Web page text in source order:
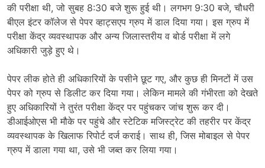
की परीक्षा थी, जो सुबह 8:30 बजे शुरू हुई थी। लगभग 9:30 बजे, चौधरी
बीएल इंटर कॉलेज से पेपर व्हाट्सएप ग्रुप में डाल दिया गया। इस ग्रुप में
परीक्षा केंद्र व्यवस्थापक और अन्य जिलास्तरीय व बोर्ड परीक्षा में लगे
अधिकारी जुड़े हुए थे।
पेपर लीक होते ही अधिकारियों के पसीने छूट गए, और कुछ ही मिनटों में उस
पेपर को ग्रुप से डिलीट कर दिया गया। लेकिन मामले की गंभीरता को देखते
हुए अधिकारियों ने तुरंत परीक्षा केंद्र पर पहुंचकर जांच शुरू कर दी।
डीआईओएस भी मौके पर पहुंचे और स्टेटिक मजिस्ट्रेट की तहरीर पर केंद्र
व्यवस्थापक के खिलाफ रिपोर्ट दर्ज कराई। साथ ही, जिस मोबाइल से पेपर
ग्रुप में डाला गया था, उसे भी जब्त कर लिया गया।